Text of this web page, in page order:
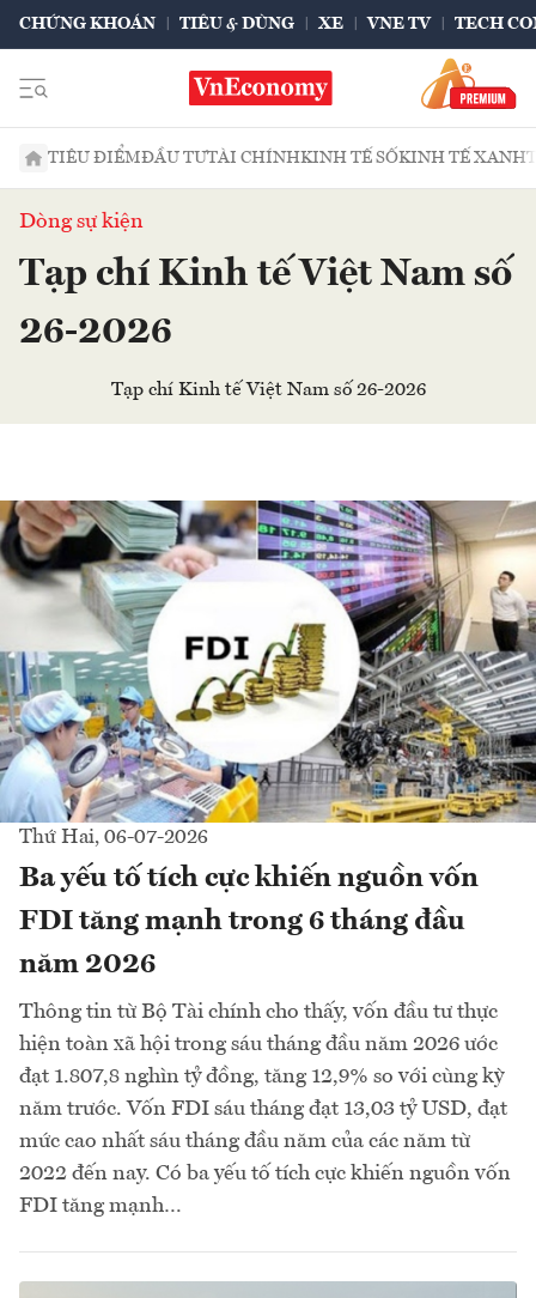
CHỨNG KHOÁN TIÊU & DÙNG XE VNE TV TECH
TIÊU ĐIỂMĐẦU TƯTÀI CHÍNHKINH TẾ SỐKINH TẾ XANH
Dòng sự kiện
Tạp chí Kinh tế Việt Nam số
26-2026
Tạp chí Kinh tế Việt Nam số 26-2026
Thứ Hai, 06-07-2026
Ba yếu tố tích cực khiến nguồn vốn
FDI tăng mạnh trong 6 tháng đầu
năm 2026
Thông tin từ Bộ Tài chính cho thấy, vốn đầu tư thực
hiện toàn xã hội trong sáu tháng đầu năm 2026 ước
đạt 1.807,8 nghìn tỷ đồng, tăng 12,9% so với cùng kỳ
năm trước. Vốn FDI sáu tháng đạt 13,03 tỷ USD, đạt
mức cao nhất sáu tháng đầu năm của các năm từ
2022 đến nay. Có ba yếu tố tích cực khiến nguồn vốn
FDI tăng mạnh…